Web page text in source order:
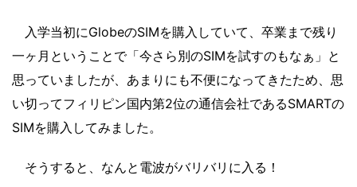
入学当初にGlobeのSIMを購入していて、卒業まで残り
一ヶ月ということで「今さら別のSIMを試すのもなぁ」と
思っていましたが、あまりにも不便になってきたため、思
い切ってフィリピン国内第2位の通信会社であるSMARTの
SIMを購入してみました。
そうすると、なんと電波がバリバリに入る！